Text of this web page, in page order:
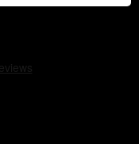
de alto riesgo,
para